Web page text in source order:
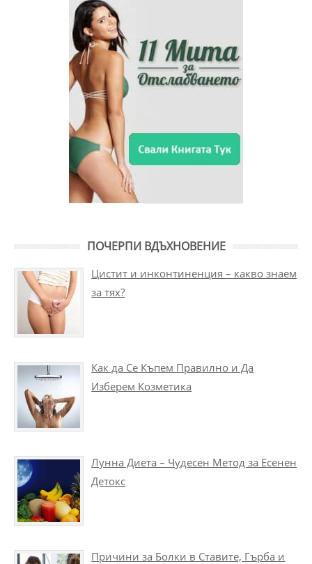
ПОЧЕРПИ ВДЪХНОВЕНИЕ
Цистит и инконтиненция – какво знаем
за тях?
Как да Се Къпем Правилно и Да
Изберем Козметика
Лунна Диета – Чудесен Метод за Есенен
Детокс
Причини за Болки в Ставите, Гърба и